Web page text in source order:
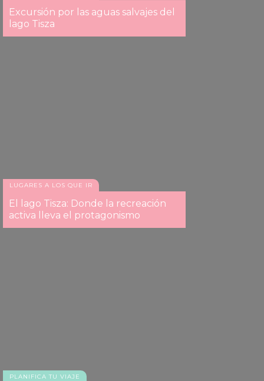
Excursión por las aguas salvajes del
lago Tisza
LUGARES A LOS QUE IR
El lago Tisza: Donde la recreación
activa lleva el protagonismo
PLANIFICA TU VIAJE